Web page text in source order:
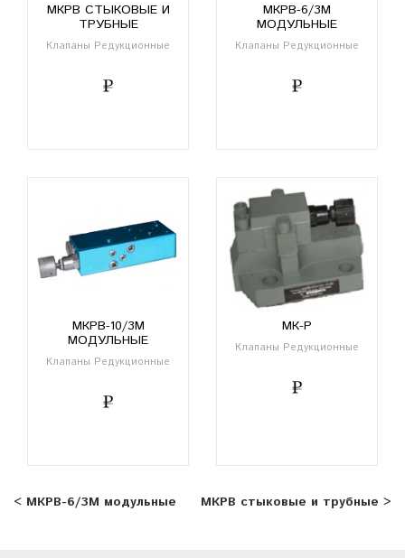
МКРВ СТЫКОВЫЕ И
ТРУБНЫЕ
Клапаны Редукционные
МКРВ-6/3М
МОДУЛЬНЫЕ
Клапаны Редукционные
МКРВ-10/3М
МОДУЛЬНЫЕ
Клапаны Редукционные
МК-Р
Клапаны Редукционные
< МКРВ-6/3М модульные МКРВ стыковые и трубные >